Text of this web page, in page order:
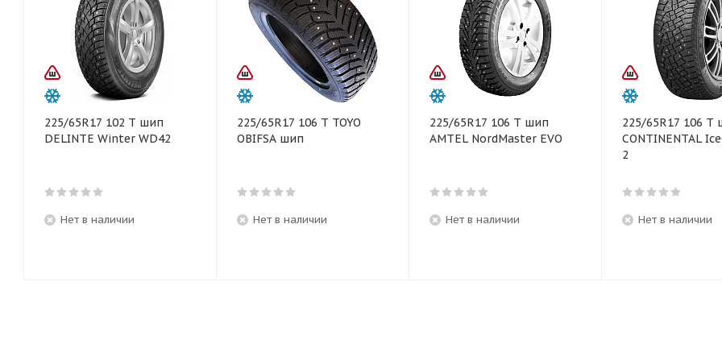
225/65R17 102 T шип
DELINTE Winter WD42
Нет в наличии
225/65R17 106 T TOYO
OBIFSA шип
Нет в наличии
225/65R17 106 T шип
AMTEL NordMaster EVO
Нет в наличии
225/65R17 106 T
CONTINENTAL
2
Нет в наличии